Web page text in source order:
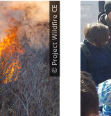
© Project Wildfire CE